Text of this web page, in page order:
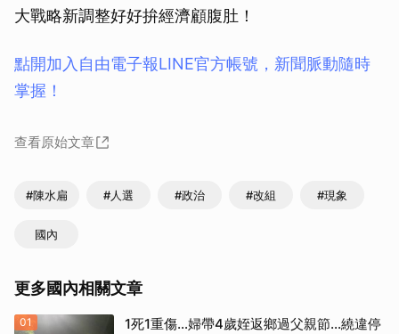
大戰略新調整好好拚經濟顧腹肚！
點開加入自由電子報LINE官方帳號，新聞脈動隨時
掌握！
查看原始文章
#陳水扁 #人選 #政治 #改組 #現象
國內
更多國內相關文章
01
1死1重傷…婦帶4歲姪返鄉過父親節…繞違停